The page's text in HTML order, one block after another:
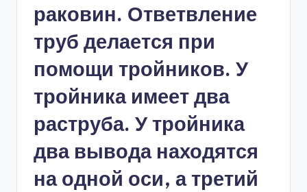
раковин. Ответвление
труб делается при
помощи тройников. У
тройника имеет два
раструба. У тройника
два вывода находятся
на одной оси, а третий